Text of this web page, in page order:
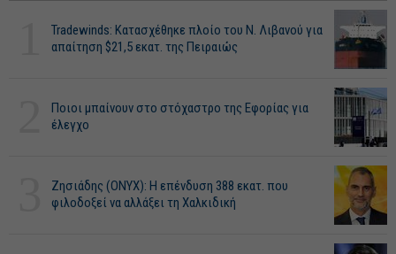
Tradewinds: Κατασχέθηκε πλοίο του Ν. Λιβανού για
απαίτηση $21,5 εκατ. της Πειραιώς
Ποιοι μπαίνουν στο στόχαστρο της Εφορίας για
έλεγχο
Ζησιάδης (ONYX): Η επένδυση 388 εκατ. που
φιλοδοξεί να αλλάξει τη Χαλκιδική